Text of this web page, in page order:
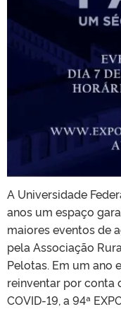
A Universidade
anos um espaço
maiores eventos de
pela Associação
Pelotas. Em um ano
reinventar por conta
COVID-19, a 94ª